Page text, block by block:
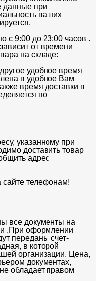
данные при
ваших
с 9:00 до 23:00 часов .
от времени
на складе:
удобное время
в удобное Вам
время доставки в
по
указанному при
доставить товар
адрес
сайте телефонам!
все документы на
.При оформлении
переданы счет-
в которой
организации. Цена,
документах,
обладает правом